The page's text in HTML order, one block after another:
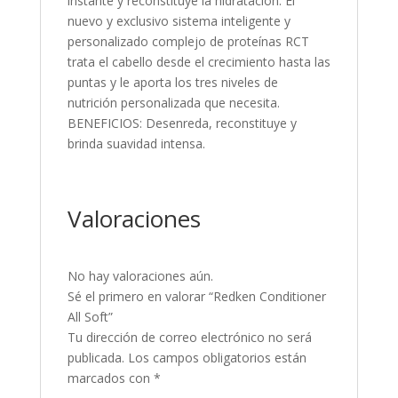
nuevo y exclusivo sistema inteligente y
personalizado complejo de proteínas RCT
trata el cabello desde el crecimiento hasta las
puntas y le aporta los tres niveles de
nutrición personalizada que necesita.
BENEFICIOS: Desenreda, reconstituye y
brinda suavidad intensa.
Valoraciones
No hay valoraciones aún.
Sé el primero en valorar “Redken Conditioner
All Soft”
Tu dirección de correo electrónico no será
publicada. Los campos obligatorios están
marcados con *